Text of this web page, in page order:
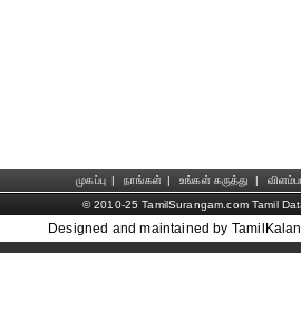
முகப்பு | நாங்கள் | உங்கள் கருத்து |
© 2010-25 TamilSurangam.com Tamil
Designed and maintained by